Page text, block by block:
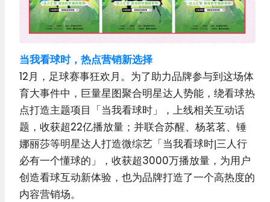
当我看球时，热点营销新选择
12月，足球赛事狂欢月。为了助力品牌参与到这场体
育大事件中，巨量星图聚合明星达人势能，绕看球热
点打造主题项目「当我看球时」，上线相关互动话
题，收获超22亿播放量；并联合苏醒、杨茗茗、锤
娜丽莎等明星达人打造微综艺「当我看球时|三人行
必有一个懂球的」，收获超3000万播放量，为用户
创造看球互动新体验，也为品牌打造了一个高热度的
内容营销场。